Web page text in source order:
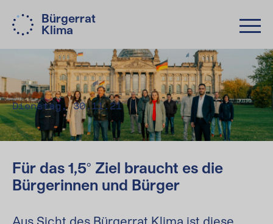
Dienstag, 30.11.21
Für das 1,5° Ziel braucht es die
Bürgerinnen und Bürger
Aus Sicht des Bürgerrat Klima ist diese
Bürgerrat
Klima